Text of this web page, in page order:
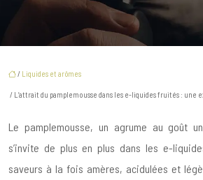
/ Liquides et arômes
/ L’attrait du pamplemousse dans les e-liquides fruités : une
Le pamplemousse, un agrume au goût
s’invite de plus en plus dans les e-
saveurs à la fois amères, acidulées et